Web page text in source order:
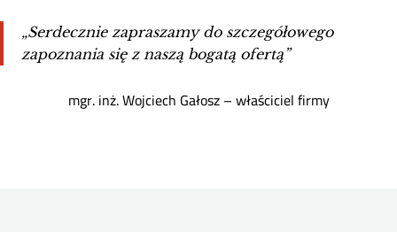
„Serdecznie zapraszamy do szczegółowego
zapoznania się z naszą bogatą ofertą”
mgr. inż. Wojciech Gałosz – właściciel firmy